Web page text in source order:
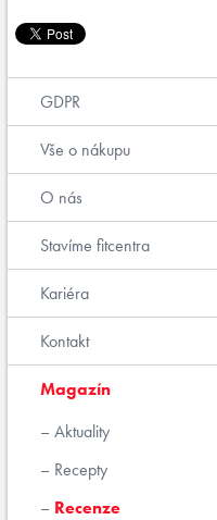
GDPR
Vše o nákupu
O nás
Stavíme fitcentra
Kariéra
Kontakt
Magazín
Aktuality
Recepty
Recenze